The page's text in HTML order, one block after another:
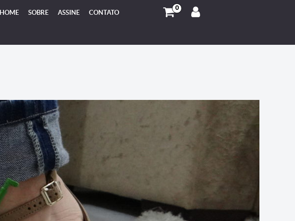
HOME SOBRE ASSINE CONTATO 0